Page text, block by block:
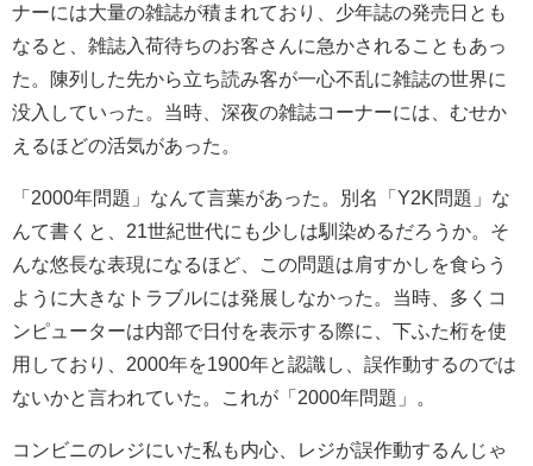
ナーには大量の雑誌が積まれており、少年誌の発売日とも
なると、雑誌入荷待ちのお客さんに急かされることもあっ
た。陳列した先から立ち読み客が一心不乱に雑誌の世界に
没入していった。当時、深夜の雑誌コーナーには、むせか
えるほどの活気があった。
「2000年問題」なんて言葉があった。別名「Y2K問題」な
んて書くと、21世紀世代にも少しは馴染めるだろうか。そ
んな悠長な表現になるほど、この問題は肩すかしを食らう
ように大きなトラブルには発展しなかった。当時、多くコ
ンピューターは内部で日付を表示する際に、下ふた桁を使
用しており、2000年を1900年と認識し、誤作動するのでは
ないかと言われていた。これが「2000年問題」。
コンビニのレジにいた私も内心、レジが誤作動するんじゃ